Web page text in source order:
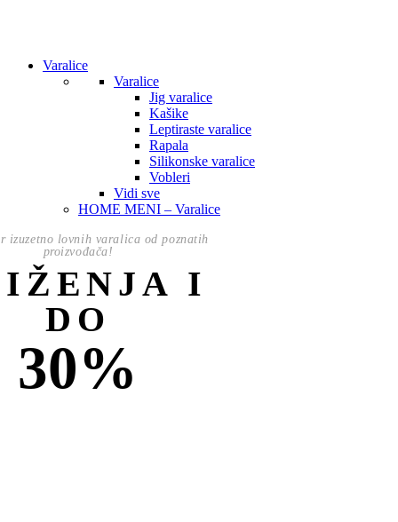
Varalice
Varalice
Jig varalice
Kašike
Leptiraste varalice
Rapala
Silikonske varalice
Vobleri
Vidi sve
HOME MENI – Varalice
izuzetno lovnih varalica od poznatih
proizvođača!
I
DO
30%